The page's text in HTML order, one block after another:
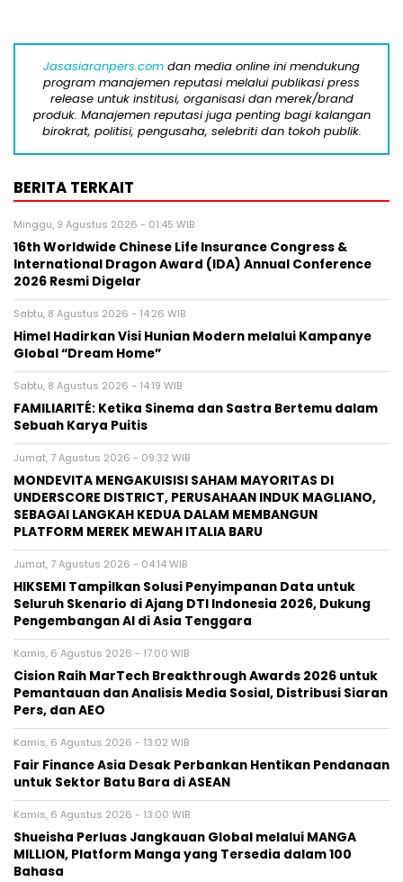
Jasasiaranpers.com dan media online ini mendukung
program manajemen reputasi melalui publikasi press
release untuk institusi, organisasi dan merek/brand
produk. Manajemen reputasi juga penting bagi kalangan
birokrat, politisi, pengusaha, selebriti dan tokoh publik.
BERITA TERKAIT
Minggu, 9 Agustus 2026 - 01:45 WIB
16th Worldwide Chinese Life Insurance Congress &
International Dragon Award (IDA) Annual Conference
2026 Resmi Digelar
Sabtu, 8 Agustus 2026 - 14:26 WIB
Himel Hadirkan Visi Hunian Modern melalui Kampanye
Global “Dream Home”
Sabtu, 8 Agustus 2026 - 14:19 WIB
FAMILIARITÉ: Ketika Sinema dan Sastra Bertemu dalam
Sebuah Karya Puitis
Jumat, 7 Agustus 2026 - 09:32 WIB
MONDEVITA MENGAKUISISI SAHAM MAYORITAS DI
UNDERSCORE DISTRICT, PERUSAHAAN INDUK MAGLIANO,
SEBAGAI LANGKAH KEDUA DALAM MEMBANGUN
PLATFORM MEREK MEWAH ITALIA BARU
Jumat, 7 Agustus 2026 - 04:14 WIB
HIKSEMI Tampilkan Solusi Penyimpanan Data untuk
Seluruh Skenario di Ajang DTI Indonesia 2026, Dukung
Pengembangan AI di Asia Tenggara
Kamis, 6 Agustus 2026 - 17:00 WIB
Cision Raih MarTech Breakthrough Awards 2026 untuk
Pemantauan dan Analisis Media Sosial, Distribusi Siaran
Pers, dan AEO
Kamis, 6 Agustus 2026 - 13:02 WIB
Fair Finance Asia Desak Perbankan Hentikan Pendanaan
untuk Sektor Batu Bara di ASEAN
Kamis, 6 Agustus 2026 - 13:00 WIB
Shueisha Perluas Jangkauan Global melalui MANGA
MILLION, Platform Manga yang Tersedia dalam 100
Bahasa